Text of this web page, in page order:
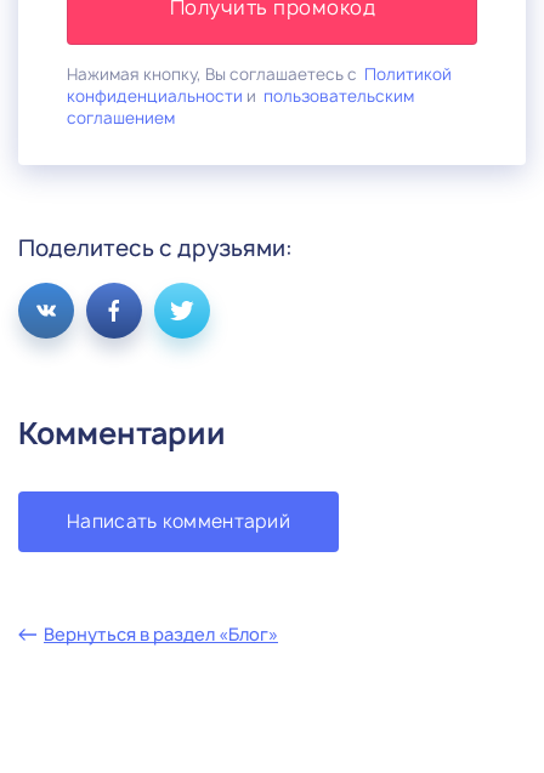
Получить промокод
Нажимая кнопку, Вы соглашаетесь с Политикой
конфиденциальности и пользовательским
соглашением
Поделитесь с друзьями:
Комментарии
Написать комментарий
Вернуться в раздел «Блог»